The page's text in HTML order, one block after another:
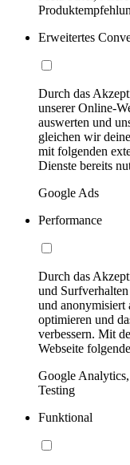
Erweitertes
Durch das
unserer Online-
auswerten und
gleichen wir
mit folgenden
Dienste bereits
Google Ads
Performance
Durch das
und
und anonymisiert
optimieren und
verbessern. Mit
Webseite
Google
Testing
Funktional